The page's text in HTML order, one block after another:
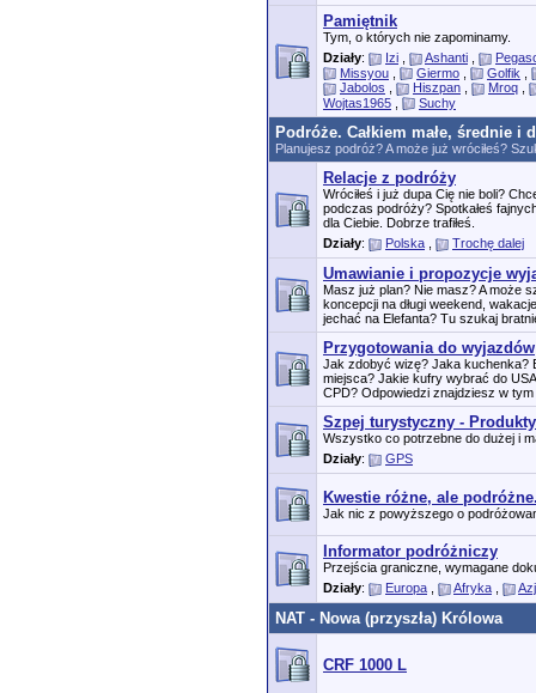
Pamiętnik
Tym, o których nie zapominamy.
Działy: Izi Ashanti
Missyou
Giermo Golfik
Jabolos
Hiszpan Mroq
Wojtas1965
Suchy
Podróże. Całkiem małe, średnie i
Planujesz podróż? A może już wróciłeś?
Relacje z podróży
Wróciłeś i już dupa Cię nie boli?
podczas podróży? Spotkałeś
dla Ciebie. Dobrze trafiłeś.
Działy: Polska Trochę dalej
Umawianie i propozycje
Masz już plan? Nie masz? A może
koncepcji na długi weekend,
jechać na Elefanta? Tu szukaj
Przygotowania do wyjazdów
Jak zdobyć wizę? Jaka kuchenka?
miejsca? Jakie kufry wybrać do
CPD? Odpowiedzi znajdziesz w tym
Szpej turystyczny -
Wszystko co potrzebne do dużej i
Działy: GPS
Kwestie różne, ale
Jak nic z powyższego o
Informator podróżniczy
Przejścia graniczne, wymagane
Działy: Europa Afryka
NAT - Nowa (przyszła) Królowa
CRF 1000 L